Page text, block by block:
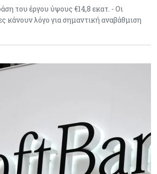
του έργου ύψους €14,8 εκατ. - Οι
κάνουν λόγο για σημαντική αναβάθμιση